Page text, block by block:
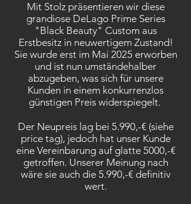
Mit Stolz präsentieren wir diese
grandiose DeLago Prime Series
"Black Beauty" Custom aus
Erstbesitz in neuwertigem Zustand!
Sie wurde erst im Mai 2025 erworben
und ist nun umständehalber
abzugeben, was sich für unsere
Kunden in einem konkurrenzlos
günstigen Preis widerspiegelt.
Der Neupreis lag bei 5.990,-€ (siehe
price tag), jedoch hat unser Kunde
eine Vereinbarung auf glatte 5000,-€
getroffen. Unserer Meinung nach
wäre sie auch die 5.990,-€ definitiv
wert.